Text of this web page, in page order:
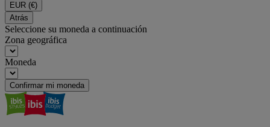
EUR (€)
Atrás
Seleccione su moneda a continuación
Zona geográfica
Moneda
Confirmar mi moneda